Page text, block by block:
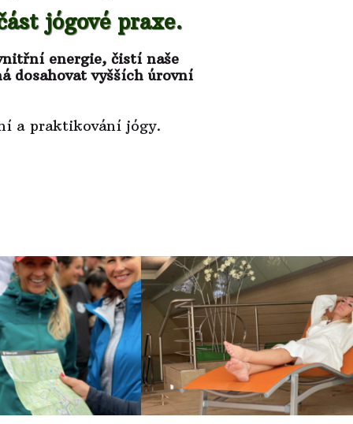
jógové praxe.
energie, čistí naše
dosahovat vyšších úrovní
a praktikování jógy.